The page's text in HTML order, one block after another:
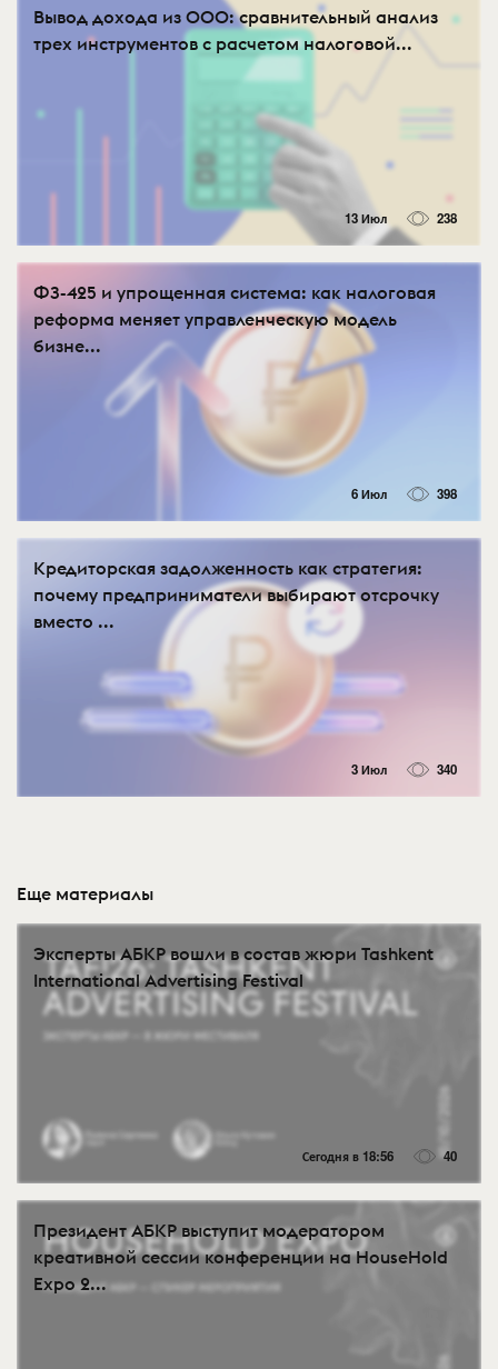
Вывод дохода из ООО: сравнительный анализ
трех инструментов с расчетом налоговой...
13 Июл 238
ФЗ-425 и упрощенная система: как налоговая
реформа меняет управленческую модель
бизне...
6 Июл 398
Кредиторская задолженность как стратегия:
почему предприниматели выбирают отсрочку
вместо ...
3 Июл 340
Еще материалы
Эксперты АБКР вошли в состав жюри Tashkent
International Advertising Festival
Сегодня в 18:56 40
Президент АБКР выступит модератором
креативной сессии конференции на HouseHold
Expo 2...